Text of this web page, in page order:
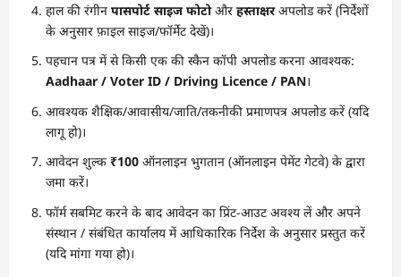
हाल की रंगीन पासपोर्ट साइज फोटोऔर हस्ताक्षरअपलोड करें (निर्देशों
के अनुसार फ़ाइल साइज/फॉर्मेट देखें)।
पहचान पत्र में से किसी एक की स्कैन कॉपी अपलोड करना आवश्यक:
Aadhaar / Voter ID / Driving Licence / PAN।
आवश्यक शैक्षिक/आवासीय/जाति/तकनीकी प्रमाणपत्र अपलोड करें (यदि
लागू हो)।
आवेदन शुल्क ₹100 ऑनलाइन भुगतान (ऑनलाइन पेमेंट गेटवे) के द्वारा
जमा करें।
फॉर्म सबमिट करने के बाद आवेदन का प्रिंट-आउट अवश्य लें और अपने
संस्थान / संबंधित कार्यालय में आधिकारिक निर्देश के अनुसार प्रस्तुत करें
(यदि मांगा गया हो)।